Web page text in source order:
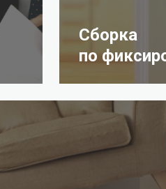
Сборка
по